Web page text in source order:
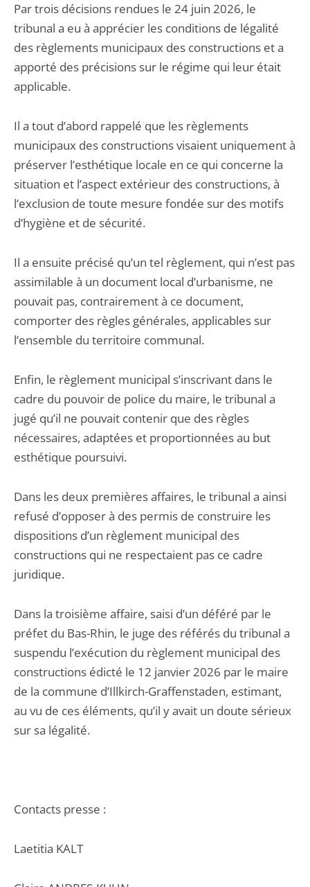
Par trois décisions rendues le 24 juin 2026, le
tribunal a eu à apprécier les conditions de légalité
des règlements municipaux des constructions et a
apporté des précisions sur le régime qui leur était
applicable.
Il a tout d’abord rappelé que les règlements
municipaux des constructions visaient uniquement à
préserver l’esthétique locale en ce qui concerne la
situation et l’aspect extérieur des constructions, à
l’exclusion de toute mesure fondée sur des motifs
d’hygiène et de sécurité.
Il a ensuite précisé qu’un tel règlement, qui n’est pas
assimilable à un document local d’urbanisme, ne
pouvait pas, contrairement à ce document,
comporter des règles générales, applicables sur
l’ensemble du territoire communal.
Enfin, le règlement municipal s’inscrivant dans le
cadre du pouvoir de police du maire, le tribunal a
jugé qu’il ne pouvait contenir que des règles
nécessaires, adaptées et proportionnées au but
esthétique poursuivi.
Dans les deux premières affaires, le tribunal a ainsi
refusé d’opposer à des permis de construire les
dispositions d’un règlement municipal des
constructions qui ne respectaient pas ce cadre
juridique.
Dans la troisième affaire, saisi d’un déféré par le
préfet du Bas-Rhin, le juge des référés du tribunal a
suspendu l’exécution du règlement municipal des
constructions édicté le 12 janvier 2026 par le maire
de la commune d’Illkirch-Graffenstaden, estimant,
au vu de ces éléments, qu’il y avait un doute sérieux
sur sa légalité.
Contacts presse :
Laetitia KALT